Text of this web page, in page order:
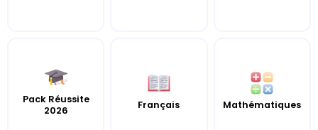
Pack Réussite
2026
Français Mathématiques